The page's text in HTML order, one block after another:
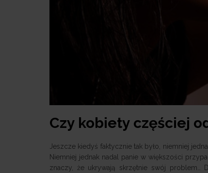
Czy kobiety częściej
Jeszcze kiedyś faktycznie tak było, niemniej
Niemniej jednak nadal panie w większości
znaczy, że ukrywają skrzętnie swój problem…